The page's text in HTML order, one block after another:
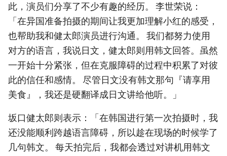
此，演员们分享了不少有趣的经历。 李世荣说：
「在异国准备拍摄的期间让我更加理解小红的感受，
也帮助我和健太郎演员进行沟通。 我们都努力使用
对方的语言，我说日文，健太郎则用韩文回答。虽然
一开始十分紧张，但在克服障碍的过程中积累了对彼
此的信任和感情。 尽管日文没有韩文那句『请享用
美食』，我还是硬翻译成日文讲给他听。」
坂口健太郎则表示：「在韩国进行第一次拍摄时，我
还没能顺利跨越语言障碍，所以趁在现场的时候学了
几句韩文。 每天拍完后，我都会透过对讲机用韩文